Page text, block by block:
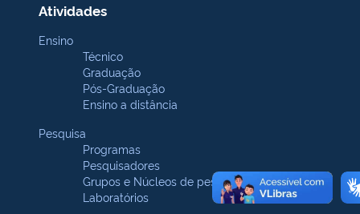
Atividades
Ensino
Técnico
Graduação
Pós-Graduação
Ensino a distância
Pesquisa
Programas
Pesquisadores
Grupos e Núcleos de pesquisa
Laboratórios